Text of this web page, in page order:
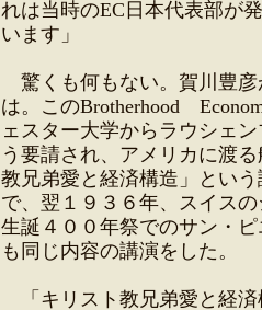
れは当時のEC日本代表部が
います」
驚くも何もない。賀川豊彦
は。このBrotherhood
ェスター大学からラウシェ
う要請され、アメリカに渡
教兄弟愛と経済構造」とい
で、翌１９３６年、スイス
生誕４００年祭でのサン・
も同じ内容の講演をした。
「キリスト教兄弟愛と経済